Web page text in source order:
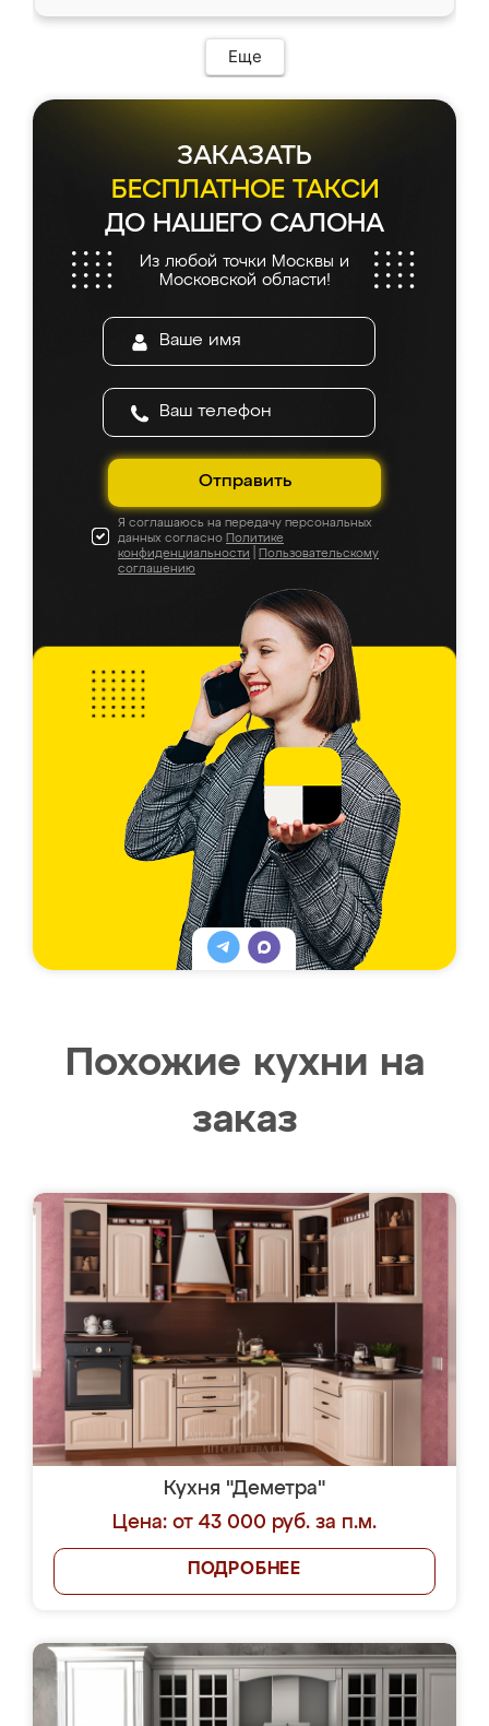
мебель сразу встала на свое место без
каких-либо доработок. Качеством осталась
довольна, все выглядит так, как и ожидала.
Еще
ЗАКАЗАТЬ
БЕСПЛАТНОЕ ТАКСИ
ДО НАШЕГО САЛОНА
Из любой точки Москвы и
Московской области!
Отправить
Я соглашаюсь на передачу персональных
данных согласно Политике
конфиденциальности
Пользовательскому
соглашению
Похожие кухни на
заказ
Кухня "Деметра"
Цена: от 43 000 руб. за п.м.
ПОДРОБНЕЕ